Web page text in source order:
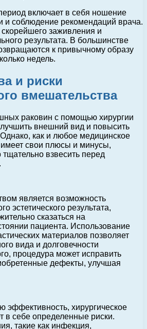
включает в себя ношение
и соблюдение рекомендаций врача.
заживления и
результата. В большинстве
к привычному образу
недель.
и риски
вмешательства
раковин с помощью хирургии
внешний вид и повысить
как и любое медицинское
свои плюсы и минусы,
взвесить перед
является возможность
эстетического результата,
сказаться на
пациента. Использование
материалов позволяет
вида и долговечности
процедура может исправить
дефекты, улучшая
эффективность, хирургическое
в себе определенные риски.
такие как инфекция,